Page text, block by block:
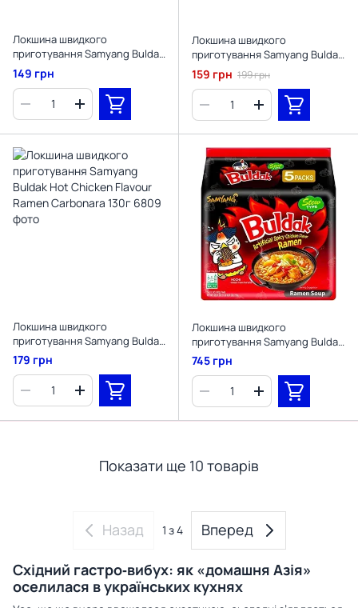
Локшина швидкого
приготування Samyang Buldak
Hot Chicken Flavour Ramen
Non-Vegetarian, 140г
149 грн
Локшина швидкого
приготування Samyang Buldak
Habanero Lime Flavour Instant
Noodles 135г
159 грн 199 грн
Локшина швидкого
приготування Samyang Buldak
Hot Chicken Flavour Ramen
Carbonara 130г
179 грн
Локшина швидкого
приготування Samyang Buldak
Artificial Spicy Chicken Flavor
Ramen 5х145г
745 грн
Показати ще 10 товарів
Назад 1 з 4 Вперед
Східний гастро‑вибух: як «домашня Азія»
оселилася в українських кухнях